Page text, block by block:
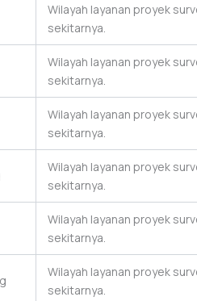
Wilayah layanan proyek
sekitarnya.
Wilayah layanan proyek
sekitarnya.
Wilayah layanan proyek
sekitarnya.
Wilayah layanan proyek
sekitarnya.
Wilayah layanan proyek
sekitarnya.
Wilayah layanan proyek
sekitarnya.